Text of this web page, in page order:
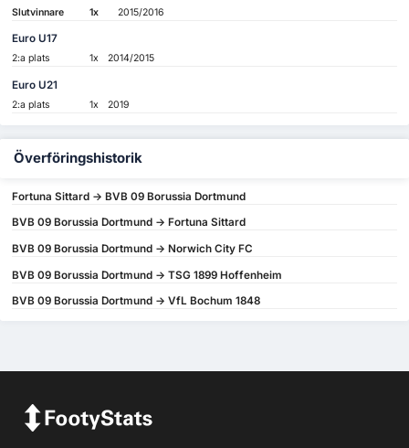
Slutvinnare 1x 2015/2016
Euro U17
2:a plats 1x 2014/2015
Euro U21
2:a plats 1x 2019
Överföringshistorik
Fortuna Sittard -> BVB 09 Borussia Dortmund
BVB 09 Borussia Dortmund -> Fortuna Sittard
BVB 09 Borussia Dortmund -> Norwich City FC
BVB 09 Borussia Dortmund -> TSG 1899 Hoffenheim
BVB 09 Borussia Dortmund -> VfL Bochum 1848